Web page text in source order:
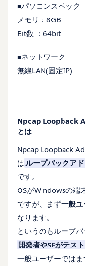
■パソコンスペック
メモリ：8GB
Bit数 ：64bit
■ネットワーク
無線LAN(固定IP)
Npcap Loopback
とは
Npcap Loopback
は ループバックア
です。
OSがWindowsの端
ですが、まず一般
なります。
というのもループバ
開発者やSEがテス
一般ユーザーではま